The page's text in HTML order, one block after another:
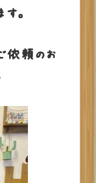
。
依頼のお